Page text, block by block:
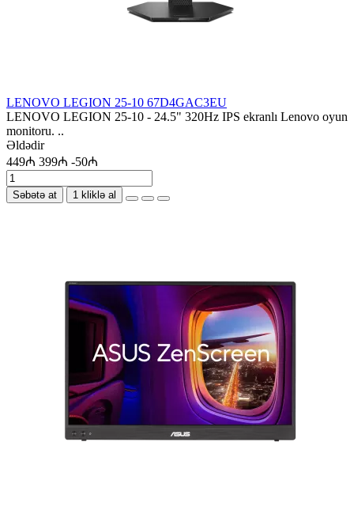
LENOVO LEGION 25-10 67D4GAC3EU
LENOVO LEGION 25-10 - 24.5" 320Hz IPS ekranlı Lenovo oyun
monitoru. ..
Əldədir
449₼ 399₼ -50₼
Səbətə at 1 kliklə al